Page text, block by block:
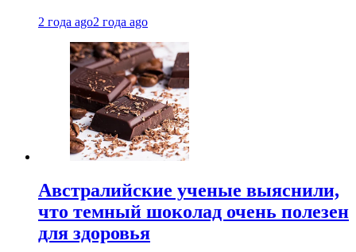
2 года ago2 года ago
Австралийские ученые выяснили,
что темный шоколад очень полезен
для здоровья